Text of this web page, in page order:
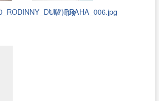
1 (7).jpg